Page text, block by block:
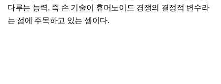
다루는 능력, 즉 손 기술이 휴머노이드 경쟁의 결정적 변수라
는 점에 주목하고 있는 셈이다.